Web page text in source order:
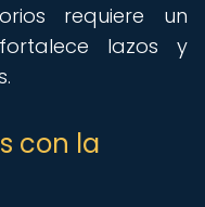
requiere un
lazos y
con la